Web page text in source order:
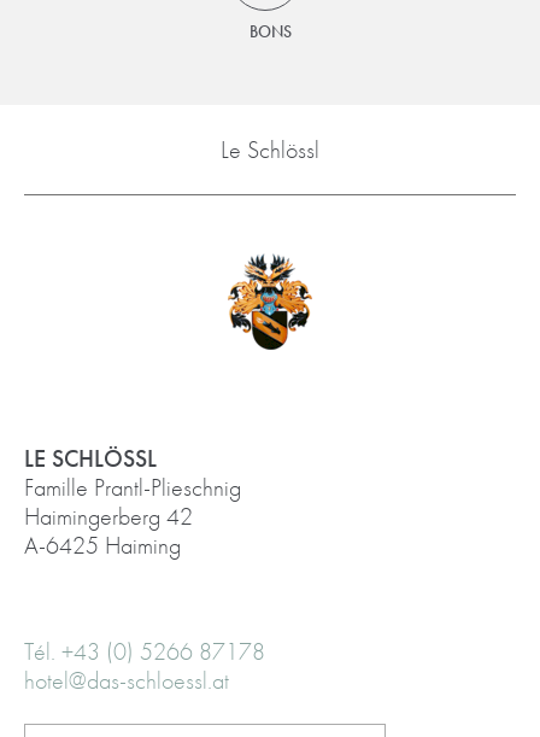
BONS
Le Schlössl
LE SCHLÖSSL
Famille Prantl-Plieschnig
Haimingerberg 42
A-6425 Haiming
Tél. +43 (0) 5266 87178
hotel@das-schloessl.at